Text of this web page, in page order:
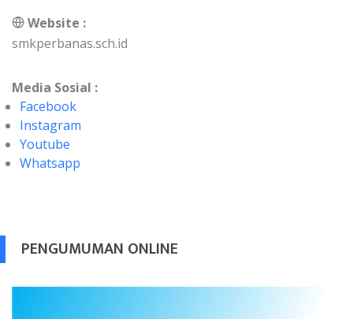
Website :
smkperbanas.sch.id
Media Sosial :
Facebook
Instagram
Youtube
Whatsapp
PENGUMUMAN ONLINE